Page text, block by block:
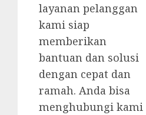
layanan pelanggan
kami siap
memberikan
bantuan dan solusi
dengan cepat dan
ramah. Anda bisa
menghubungi kami